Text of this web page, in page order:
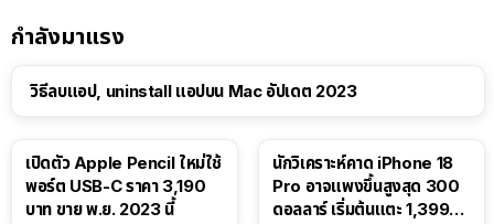
กำลังมาแรง
วิธีลบแอป, uninstall แอปบน Mac อัปเดต 2023
เปิดตัว Apple Pencil ใหม่ใช้
พอร์ต USB-C ราคา 3,190
บาท ขาย พ.ย. 2023 นี้
นักวิเคราะห์คาด iPhone 18
Pro อาจแพงขึ้นสูงสุด 300
ดอลลาร์ เริ่มต้นแตะ 1,399